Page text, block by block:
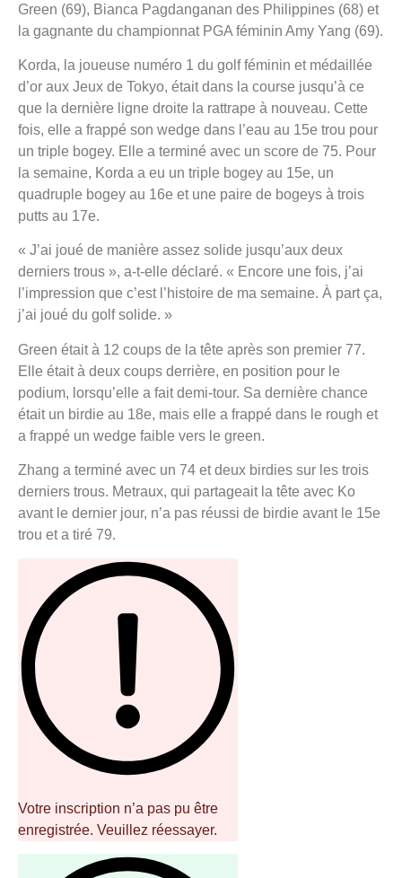
Green (69), Bianca Pagdanganan des Philippines (68) et
la gagnante du championnat PGA féminin Amy Yang (69).
Korda, la joueuse numéro 1 du golf féminin et médaillée
d’or aux Jeux de Tokyo, était dans la course jusqu’à ce
que la dernière ligne droite la rattrape à nouveau. Cette
fois, elle a frappé son wedge dans l’eau au 15e trou pour
un triple bogey. Elle a terminé avec un score de 75. Pour
la semaine, Korda a eu un triple bogey au 15e, un
quadruple bogey au 16e et une paire de bogeys à trois
putts au 17e.
« J’ai joué de manière assez solide jusqu’aux deux
derniers trous », a-t-elle déclaré. « Encore une fois, j’ai
l’impression que c’est l’histoire de ma semaine. À part ça,
j’ai joué du golf solide. »
Green était à 12 coups de la tête après son premier 77.
Elle était à deux coups derrière, en position pour le
podium, lorsqu’elle a fait demi-tour. Sa dernière chance
était un birdie au 18e, mais elle a frappé dans le rough et
a frappé un wedge faible vers le green.
Zhang a terminé avec un 74 et deux birdies sur les trois
derniers trous. Metraux, qui partageait la tête avec Ko
avant le dernier jour, n’a pas réussi de birdie avant le 15e
trou et a tiré 79.
Votre inscription n’a pas pu être
enregistrée. Veuillez réessayer.